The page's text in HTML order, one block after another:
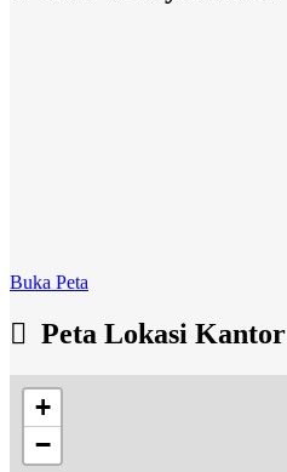
Buka Peta
Peta Lokasi Kantor
+
−